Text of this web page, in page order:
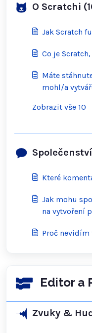
O Scratchi
Jak Scratch
Co je
Máte
mohl/a
Zobrazit vše 10
Které
Jak mohu
na vytvoření
Proč
Editor a
Zvuky &